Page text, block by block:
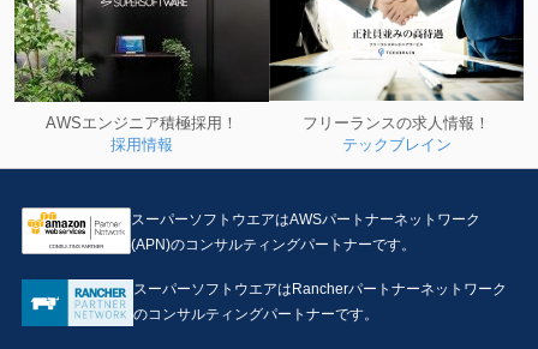
AWSエンジニア積極採用！
採用情報
フリーランスの求人情報！
テックブレイン
スーパーソフトウエアはAWSパートナーネットワーク
(APN)のコンサルティングパートナーです。
スーパーソフトウエアはRancherパートナーネットワーク
のコンサルティングパートナーです。